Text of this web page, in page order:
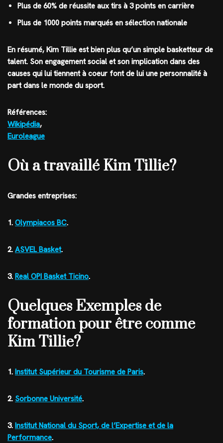
Plus de 60% de réussite aux tirs à 3 points en carrière
Plus de 1000 points marqués en sélection nationale
En résumé, Kim Tillie est bien plus qu’un simple basketteur de
talent. Son engagement social et son implication dans des
causes qui lui tiennent à coeur font de lui une personnalité à
part dans le monde du sport.
Références:
Wikipédia,
Euroleague
Où a travaillé Kim Tillie?
Grandes entreprises:
1. Olympiacos BC.
2. ASVEL Basket.
3. Real OPI Basket Ticino.
Quelques Exemples de
formation pour être comme
Kim Tillie?
1. Institut Supérieur du Tourisme de Paris.
2. Sorbonne Université.
3. Institut National du Sport, de l’Expertise et de la
Performance.